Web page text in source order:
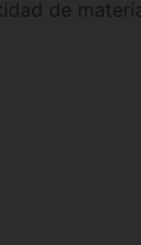
de